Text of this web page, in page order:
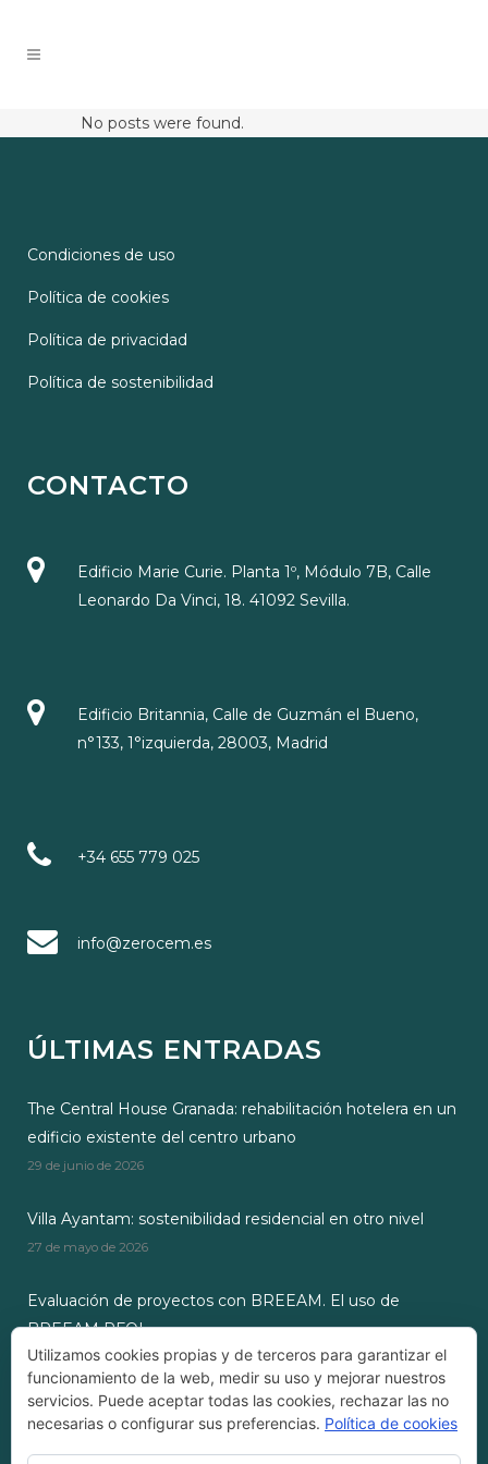
No posts were found.
Condiciones de uso
Política de cookies
Política de privacidad
Política de sostenibilidad
CONTACTO
Edificio Marie Curie. Planta 1º, Módulo 7B, Calle
Leonardo Da Vinci, 18. 41092 Sevilla.
Edificio Britannia, Calle de Guzmán el Bueno,
n°133, 1°izquierda, 28003, Madrid
+34 655 779 025
info@zerocem.es
ÚLTIMAS ENTRADAS
The Central House Granada: rehabilitación hotelera en un
edificio existente del centro urbano
29 de junio de 2026
Villa Ayantam: sostenibilidad residencial en otro nivel
27 de mayo de 2026
Evaluación de proyectos con BREEAM. El uso de
BREEAM RFOI
28 de octubre de 2024
Utilizamos cookies propias y de terceros para garantizar el
funcionamiento de la web, medir su uso y mejorar nuestros
servicios. Puede aceptar todas las cookies, rechazar las no
necesarias o configurar sus preferencias. Política de cookies